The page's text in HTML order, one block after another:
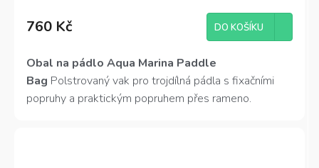
hodnocení
produktu
z
5
hvězdiček.
760 Kč DO KOŠÍKU
Obal na pádlo Aqua Marina Paddle
Bag Polstrovaný vak pro trojdílná pádla s fixačními
popruhy a praktickým popruhem přes rameno.